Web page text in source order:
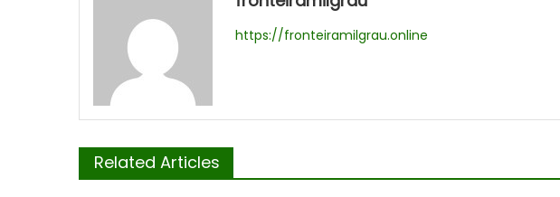
https://fronteiramilgrau.online
Related Articles